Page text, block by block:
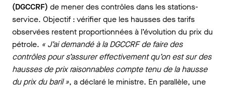
(DGCCRF) de mener des contrôles dans les stations-
service. Objectif : vérifier que les hausses des tarifs
observées restent proportionnées à l’évolution du prix du
pétrole. « J’ai demandé à la DGCCRF de faire des
contrôles pour s’assurer effectivement qu’on est sur des
hausses de prix raisonnables compte tenu de la hausse
du prix du baril », a déclaré le ministre. En parallèle, une